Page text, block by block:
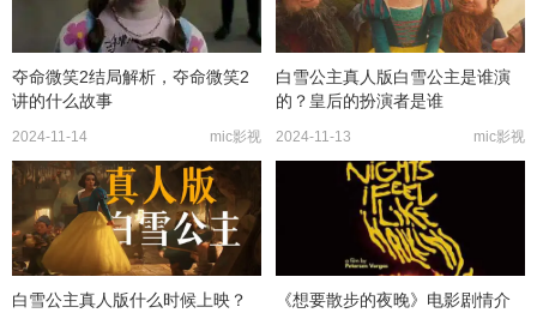
夺命微笑2结局解析，夺命微笑2
讲的什么故事
2024-11-14 mic影视
白雪公主真人版白雪公主是谁演
的？皇后的扮演者是谁
2024-11-13 mic影视
白雪公主真人版什么时候上映？
《想要散步的夜晚》电影剧情介